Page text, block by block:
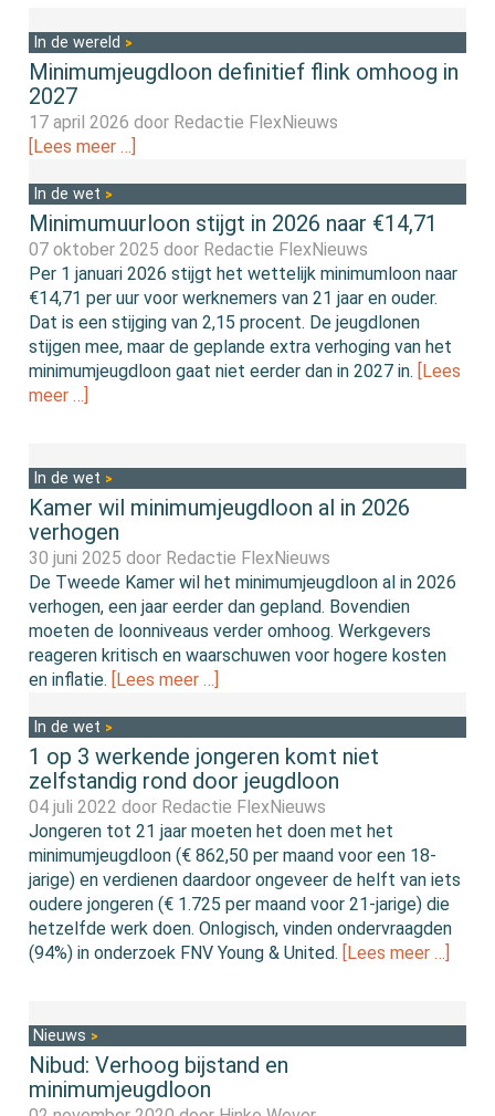
In de wereld
Minimumjeugdloon definitief flink omhoog in
2027
17 april 2026 door Redactie FlexNieuws
[Lees meer …]
In de wet
Minimumuurloon stijgt in 2026 naar €14,71
07 oktober 2025 door Redactie FlexNieuws
Per 1 januari 2026 stijgt het wettelijk minimumloon naar
€14,71 per uur voor werknemers van 21 jaar en ouder.
Dat is een stijging van 2,15 procent. De jeugdlonen
stijgen mee, maar de geplande extra verhoging van het
minimumjeugdloon gaat niet eerder dan in 2027 in. [Lees
meer …]
In de wet
Kamer wil minimumjeugdloon al in 2026
verhogen
30 juni 2025 door Redactie FlexNieuws
De Tweede Kamer wil het minimumjeugdloon al in 2026
verhogen, een jaar eerder dan gepland. Bovendien
moeten de loonniveaus verder omhoog. Werkgevers
reageren kritisch en waarschuwen voor hogere kosten
en inflatie. [Lees meer …]
In de wet
1 op 3 werkende jongeren komt niet
zelfstandig rond door jeugdloon
04 juli 2022 door Redactie FlexNieuws
Jongeren tot 21 jaar moeten het doen met het
minimumjeugdloon (€ 862,50 per maand voor een 18-
jarige) en verdienen daardoor ongeveer de helft van iets
oudere jongeren (€ 1.725 per maand voor 21-jarige) die
hetzelfde werk doen. Onlogisch, vinden ondervraagden
(94%) in onderzoek FNV Young & United. [Lees meer …]
Nieuws
Nibud: Verhoog bijstand en
minimumjeugdloon